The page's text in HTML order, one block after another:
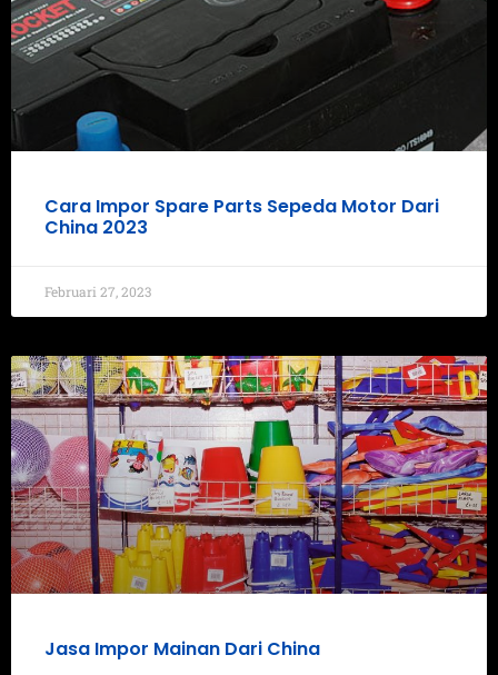
Cara Impor Spare Parts Sepeda Motor Dari
China 2023
Februari 27, 2023
Jasa Impor Mainan Dari China